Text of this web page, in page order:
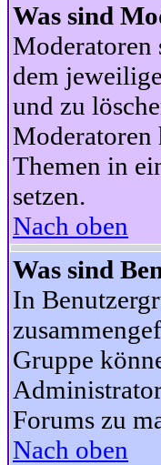
Was sind
Moderatoren
dem
und zu
Moderatoren
Themen in
setzen.
Nach oben
Was sind
In
Gruppe
Forums zu
Nach oben